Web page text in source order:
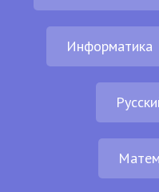
Информатика